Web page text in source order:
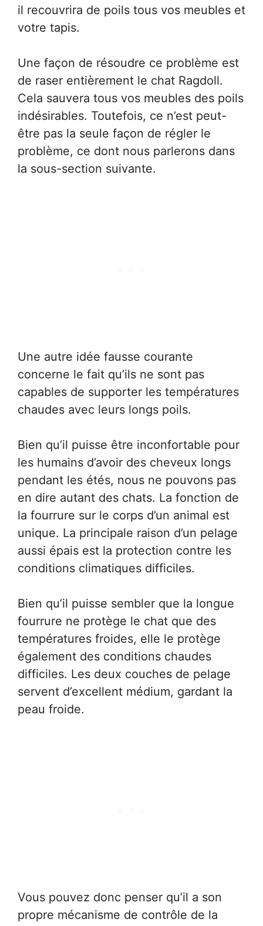
il recouvrira de poils tous vos meubles et
votre tapis.
Une façon de résoudre ce problème est
de raser entièrement le chat Ragdoll.
Cela sauvera tous vos meubles des poils
indésirables. Toutefois, ce n’est peut-
être pas la seule façon de régler le
problème, ce dont nous parlerons dans
la sous-section suivante.
Une autre idée fausse courante
concerne le fait qu’ils ne sont pas
capables de supporter les températures
chaudes avec leurs longs poils.
Bien qu’il puisse être inconfortable pour
les humains d’avoir des cheveux longs
pendant les étés, nous ne pouvons pas
en dire autant des chats. La fonction de
la fourrure sur le corps d’un animal est
unique. La principale raison d’un pelage
aussi épais est la protection contre les
conditions climatiques difficiles.
Bien qu’il puisse sembler que la longue
fourrure ne protège le chat que des
températures froides, elle le protège
également des conditions chaudes
difficiles. Les deux couches de pelage
servent d’excellent médium, gardant la
peau froide.
Vous pouvez donc penser qu’il a son
propre mécanisme de contrôle de la